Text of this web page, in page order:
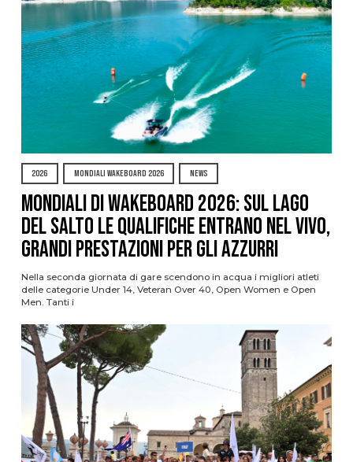
2026 MONDIALI WAKEBOARD 2026 NEWS
Mondiali di Wakeboard 2026: sul Lago
del Salto le qualifiche entrano nel vivo,
grandi prestazioni per gli azzurri
Nella seconda giornata di gare scendono in acqua i migliori atleti
delle categorie Under 14, Veteran Over 40, Open Women e Open
Men. Tanti i